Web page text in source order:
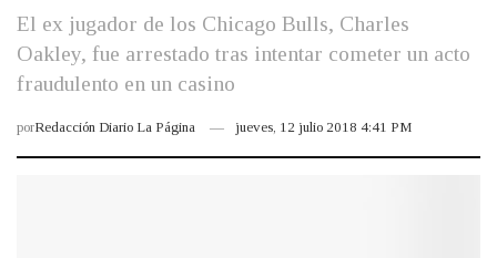
El ex jugador de los Chicago Bulls, Charles
Oakley, fue arrestado tras intentar cometer un acto
fraudulento en un casino
porRedacción Diario La Página jueves, 12 julio 2018 4:41 PM